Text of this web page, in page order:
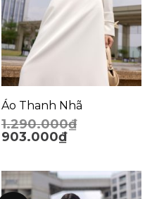
Áo Thanh Nhã
1.290.000₫
903.000₫